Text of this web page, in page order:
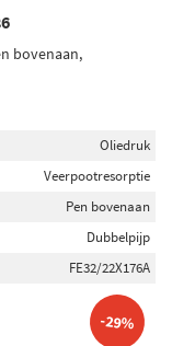
bovenaan,
Oliedruk
Veerpootresorptie
Pen bovenaan
Dubbelpijp
FE32/22X176A
-29%